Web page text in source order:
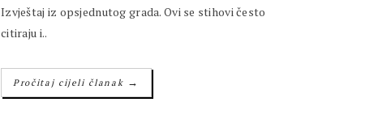
Izvještaj iz opsjednutog grada. Ovi se stihovi često
citiraju i..
Pročitaj cijeli članak →